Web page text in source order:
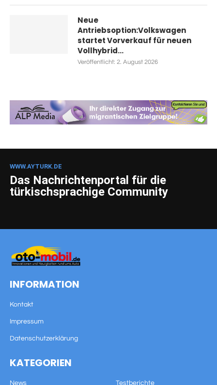
Neue
Antriebsoption:Volkswagen
startet Vorverkauf für neuen
Vollhybrid...
Veröffentlicht: 2. August 2026
INFORMATION
Kontakt
Impressum
Datenschutzerklärung
KATEGORIEN
News Testberichte
WWW.AYTURK.DE
Das Nachrichtenportal für die
türkischsprachige Community